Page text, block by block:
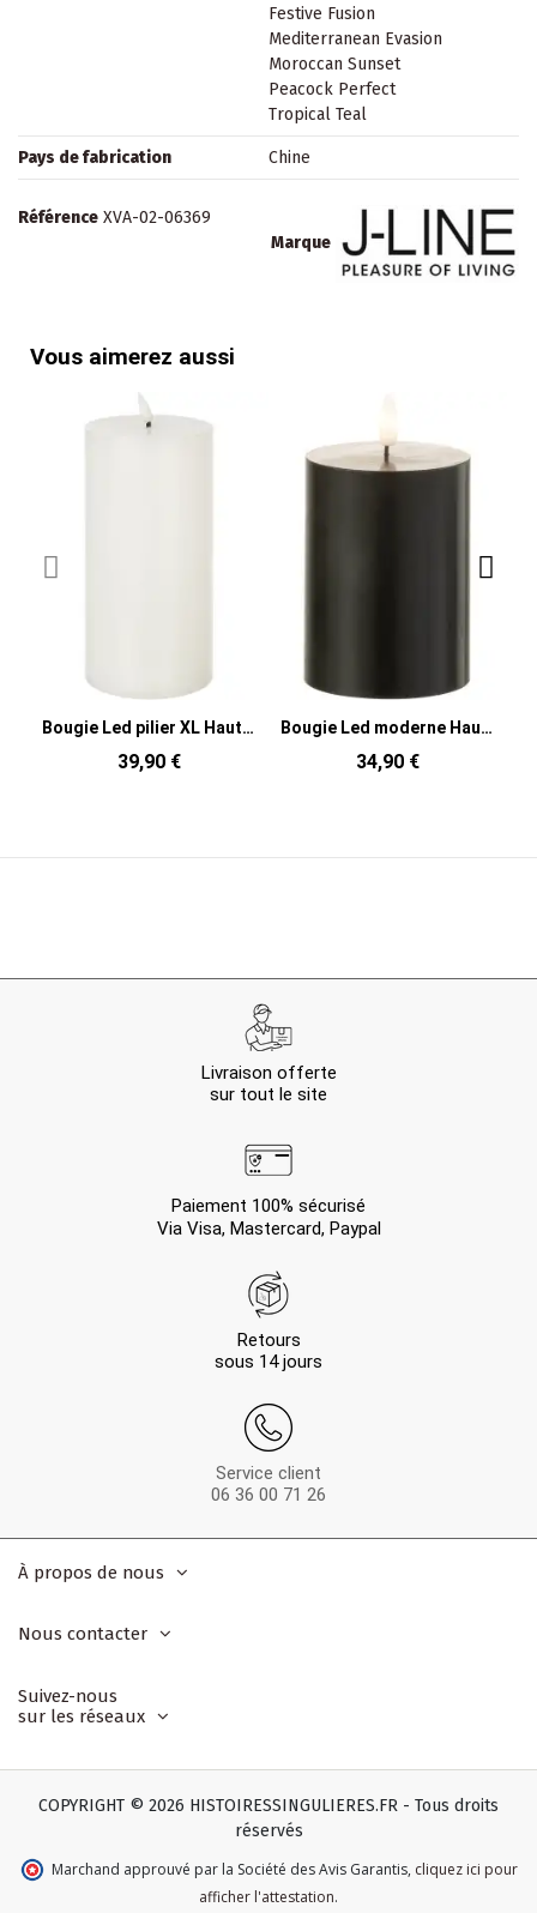
Festive Fusion
Mediterranean Evasion
Moroccan Sunset
Peacock Perfect
Tropical Teal
Pays de fabrication Chine
Marque
Référence XVA-02-06369
Vous aimerez aussi
Bougie Led pilier XL Hauteur 23 cm en Cire Plastique Blanc Luzina
39,90 €
Bougie Led moderne Hauteur 10 cm en Cire Plastique Noir Luzina
34,90 €
Livraison offerte
sur tout le site
Paiement 100% sécurisé
Via Visa, Mastercard, Paypal
Retours
sous 14 jours
Service client
06 36 00 71 26
À propos de nous
Nous contacter
Suivez-nous
sur les réseaux
COPYRIGHT © 2026 HISTOIRESSINGULIERES.FR - Tous droits
réservés
Marchand approuvé par la Société des Avis Garantis, cliquez ici pour
afficher l'attestation.